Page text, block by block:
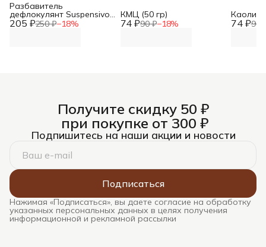
205 ₽250 ₽−18%
Разбавитель
дефлокулянт Suspensivo
(50 гр) 74 ₽90 ₽−18%
КМЦ (50 гр)
74 ₽90
Каолин
Получите скидку 50 ₽
при покупке от 300 ₽
Подпишитесь на наши акции и новости
Подписаться
Нажимая «Подписаться», вы даете согласие на обработку
указанных персональных данных в целях получения
информационной и рекламной рассылки